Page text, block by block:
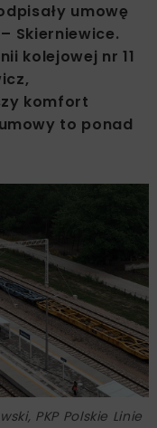
umowę
Skierniewice.
kolejowej nr 11
komfort
to ponad
PKP Polskie Linie